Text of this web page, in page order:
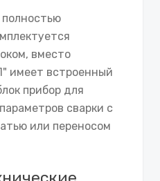
вместо
имеет встроенный
прибор для
сварки с
или переносом